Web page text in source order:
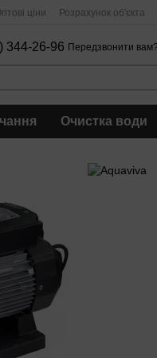
ціни Розрахунок об'єкта
344-26-96 Передзвонити вам?
Очистка води